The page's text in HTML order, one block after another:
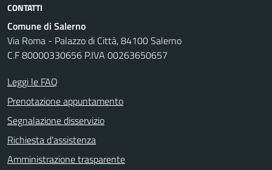
CONTATTI
Comune di Salerno
Via Roma - Palazzo di Città, 84100 Salerno
C.F 80000330656 P.IVA 00263650657
Leggi le FAQ
Prenotazione appuntamento
Segnalazione disservizio
Richiesta d'assistenza
Amministrazione trasparente